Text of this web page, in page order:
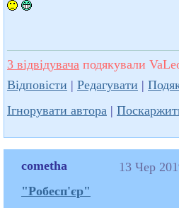
3 відвідувача подякували
Відповісти | Редагувати |
Ігнорувати автора |
cometha
"Робесп'єр"
13 Чер